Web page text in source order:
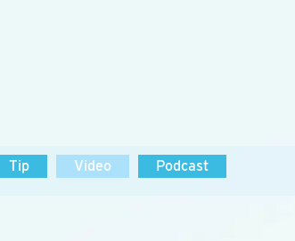
Tip Video Podcast